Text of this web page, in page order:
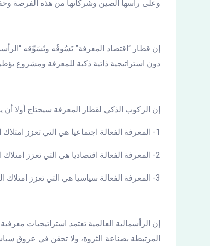
وعلى رأسها الصين وشركاتها من هذه الفرصة
إن قطار “اقتصاد المعرفة” تَسُوقُه وتُسَوِّقه
دون استراتيجية ذاتية ذكية للمعرفة ومشروع
إن الركوب الذكي لقطار المعرفة سيحتاج أولا أن
1- المعرفة الفعالة اجتماعيا هي التي تعزز امتلاك الوعي.
2- المعرفة الفعالة اقتصاديا هي التي تعزز امتلاك الثروة.
3- المعرفة الفعالة سياسيا هي التي تعزز امتلاك السلطة.
إن الرأسمالية العالمية تعتمد استراتيجيات
المرتبطة بصناعة الثروة، ولا تحقن في عروق